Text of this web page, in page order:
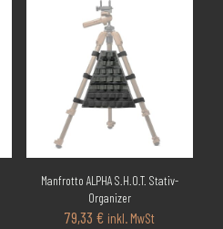
Manfrotto ALPHA S.H.O.T. Stativ-
Organizer
79,33 € inkl. MwSt